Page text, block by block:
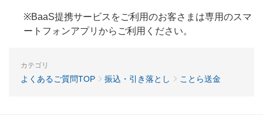
※BaaS提携サービスをご利用のお客さまは専用のスマ
ートフォンアプリからご利用ください。
カテゴリ
よくあるご質問TOP 振込・引き落とし ことら送金